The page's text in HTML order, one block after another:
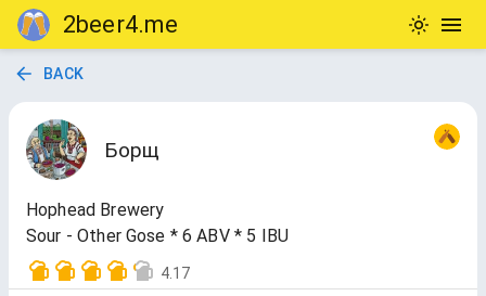
2beer4.me
BACK
Борщ
Hophead Brewery
Sour - Other Gose * 6 ABV * 5 IBU
4.17